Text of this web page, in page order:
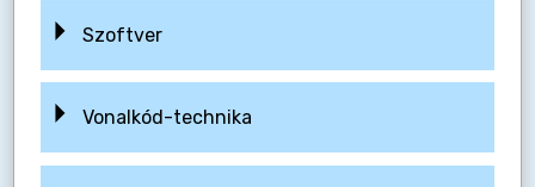
Szoftver
Vonalkód-technika